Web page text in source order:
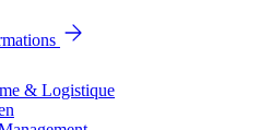
& Logistique